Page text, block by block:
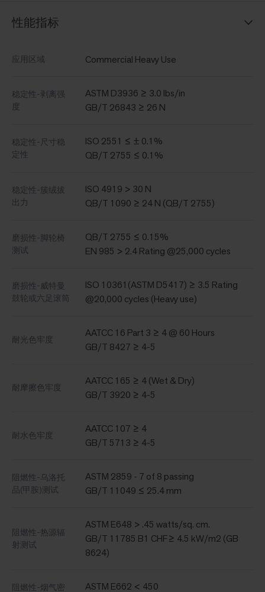
性能指标
应用区域 Commercial Heavy Use
稳定性-剥离强
度
ASTM D3936 ≥ 3.0 lbs/in
GB/T 26843 ≥ 26 N
稳定性-尺寸稳
定性
ISO 2551 ≤ ± 0.1%
QB/T 2755 ≤ 0.1%
稳定性-簇绒拔
出力
ISO 4919 > 30 N
QB/T 1090 ≥ 24 N (QB/T 2755)
磨损性-脚轮椅
测试
QB/T 2755 ≤ 0.15%
EN 985 > 2.4 Rating @25,000 cycles
磨损性-威特曼
鼓轮或六足滚筒
ISO 10361(ASTM D5417) ≥ 3.5 Rating
@20,000 cycles (Heavy use)
耐光色牢度
AATCC 16 Part 3 ≥ 4 @ 60 Hours
GB/T 8427 ≥ 4-5
耐摩擦色牢度
AATCC 165 ≥ 4 (Wet & Dry)
GB/T 3920 ≥ 4-5
耐水色牢度
AATCC 107 ≥ 4
GB/T 5713 ≥ 4-5
阻燃性-乌洛托
品(甲胺)测试
ASTM 2859 - 7 of 8 passing
GB/T 11049 ≤ 25.4 mm
阻燃性-热源辐
射测试
ASTM E648 > .45 watts/sq. cm.
GB/T 11785 B1 CHF≥ 4.5 kW/m2 (GB
8624)
阻燃性-烟气密
ASTM E662 < 450